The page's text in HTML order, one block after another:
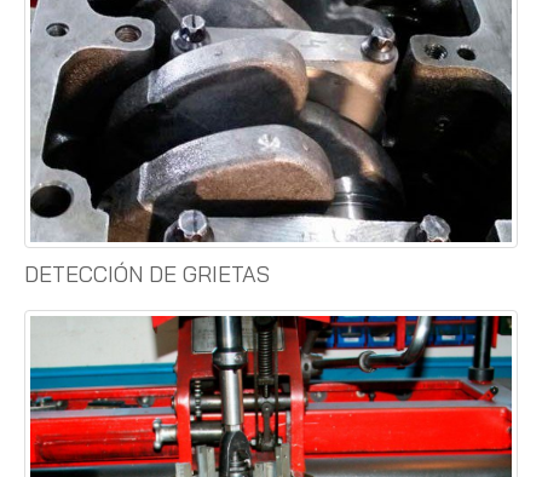
DETECCIÓN DE GRIETAS